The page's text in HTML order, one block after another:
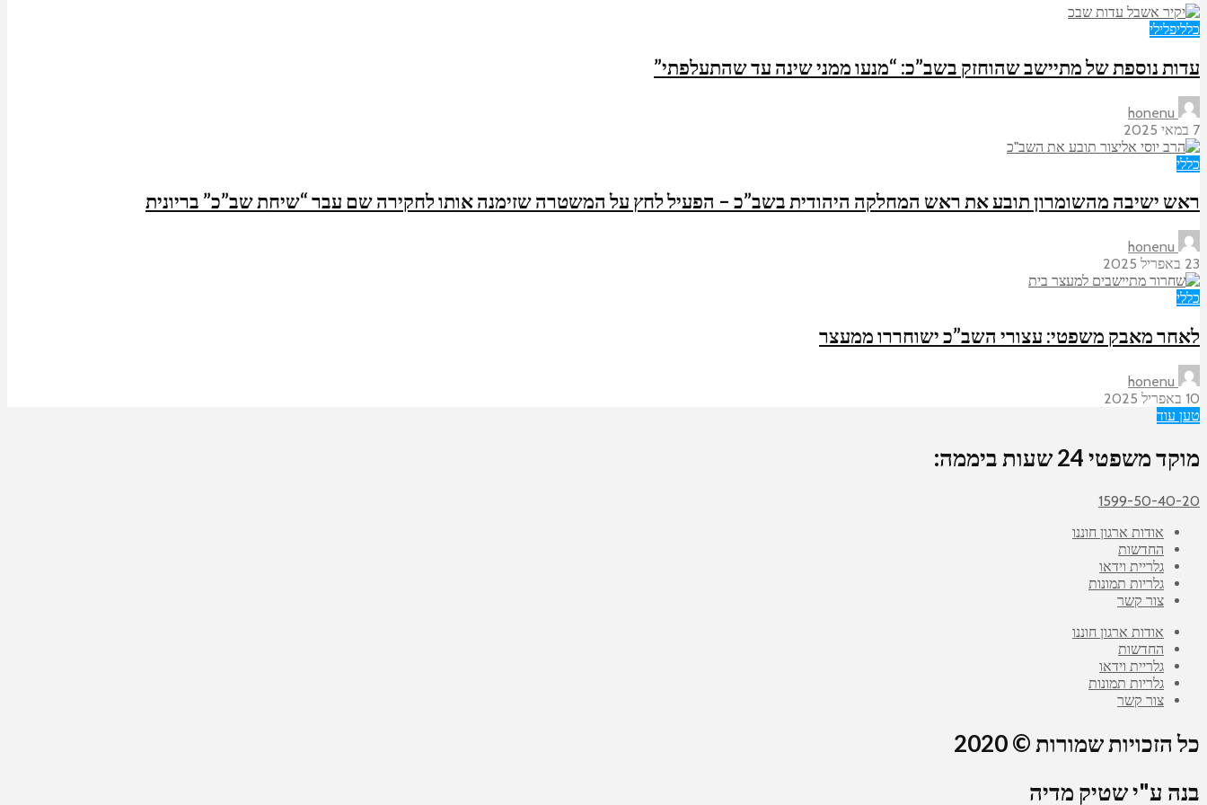
כלליפלילי
עדות נוספת של מתיישב שהוחזק בשב”כ: “מנעו ממני שינה עד שהתעלפתי”
7 במאי 2025
כללי
ראש ישיבה מהשומרון תובע את ראש המחלקה היהודית בשב”כ – הפעיל לחץ על המשטרה שזימנה אותו לחקירה שם עבר “שיחת שב”כ” בריונית
23 באפריל 2025
כללי
לאחר מאבק משפטי: עצורי השב”כ ישוחררו ממעצר
10 באפריל 2025
טען עוד
מוקד משפטי 24 שעות ביממה:
1599-50-40-20
אודות ארגון חוננו
החדשות
גלריית וידאו
גלריות תמונות
צור קשר
אודות ארגון חוננו
החדשות
גלריית וידאו
גלריות תמונות
צור קשר
כל הזכויות שמורות © 2020
בנה ע"י שטיק מדיה